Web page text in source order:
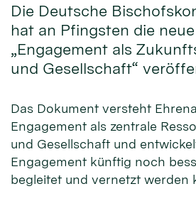
Die Deutsche
hat an Pfingsten die
„Engagement als
und Gesellschaft“
Das Dokument versteht
Engagement als zentrale
und Gesellschaft und
Engagement künftig noch
begleitet und vernetzt werden